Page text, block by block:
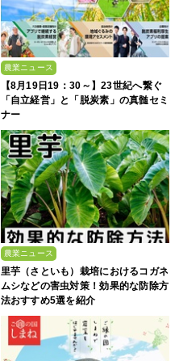
農業ニュース
【8月19日19：30～】23世紀へ繋ぐ
「自立経営」と「脱炭素」の真髄セミ
ナー
農業ニュース
里芋（さといも）栽培におけるコガネ
ムシなどの害虫対策！効果的な防除方
法おすすめ5選を紹介